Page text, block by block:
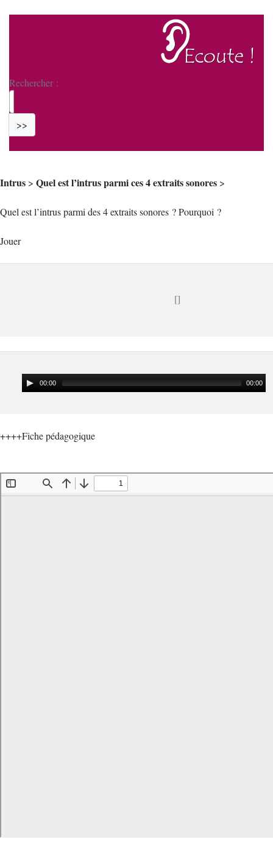
Rechercher :
>>
Intrus > Quel est l’intrus parmi ces 4 extraits sonores >
Quel est l’intrus parmi des 4 extraits sonores ? Pourquoi ?
Jouer
00:00 00:00
++++Fiche pédagogique